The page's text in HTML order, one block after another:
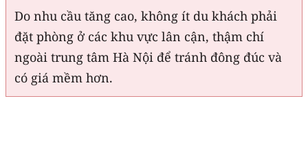
Do nhu cầu tăng cao, không ít du khách phải
đặt phòng ở các khu vực lân cận, thậm chí
ngoài trung tâm Hà Nội để tránh đông đúc và
có giá mềm hơn.